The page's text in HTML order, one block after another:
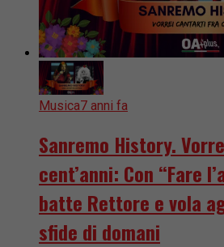
Musica7 anni fa
Sanremo History.
cent’anni: Con “Fare
batte Rettore e vola
sfide di domani